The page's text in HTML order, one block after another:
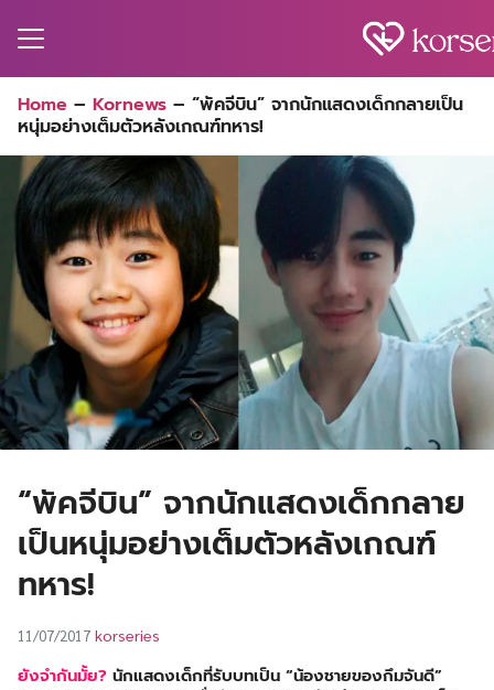
for:
Home – Kornews – “พัคจีบิน” จากนักแสดงเด็กกลายเป็น
หนุ่มอย่างเต็มตัวหลังเกณฑ์ทหาร!
“พัคจีบิน” จากนักแสดงเด็กกลาย
เป็นหนุ่มอย่างเต็มตัวหลังเกณฑ์
ทหาร!
11/07/2017 korseries
ยังจำกันมั้ย? นักแสดงเด็กที่รับบทเป็น “น้องชายของกึมจันดี”